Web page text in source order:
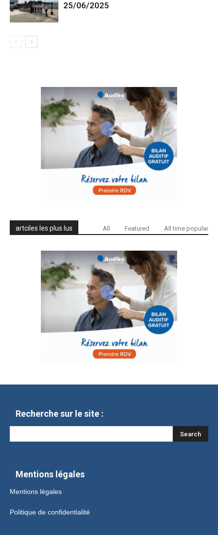
25/06/2025
artciles les plus lus All Featured All time popular
Recherche sur le site :
Mentions légales
Mentions légales
Politique de confidentialité